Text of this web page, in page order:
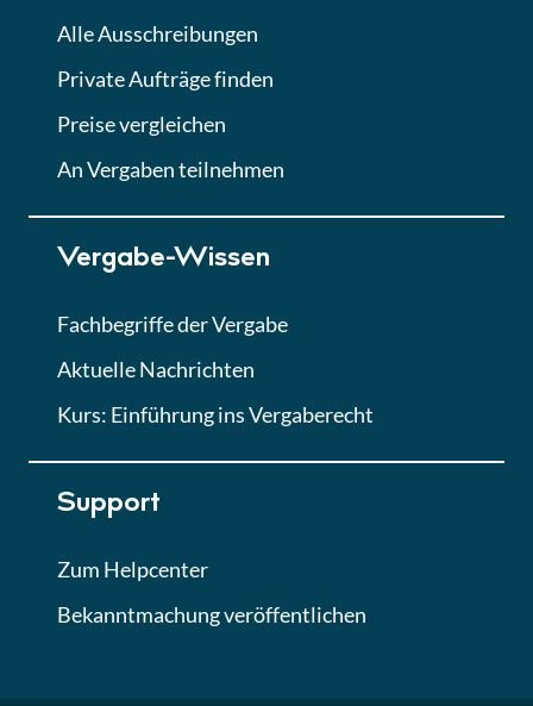
Lektion 6
Abgabe von Angeboten
Lektion
Lektion 7
Finales Quiz
Alle Ausschreibungen
Private Aufträge finden
Preise vergleichen
An Vergaben teilnehmen
Vergabe-Wissen
Fachbegriffe der Vergabe
Aktuelle Nachrichten
Kurs: Einführung ins Vergaberecht
Support
Zum Helpcenter
Bekanntmachung veröffentlichen